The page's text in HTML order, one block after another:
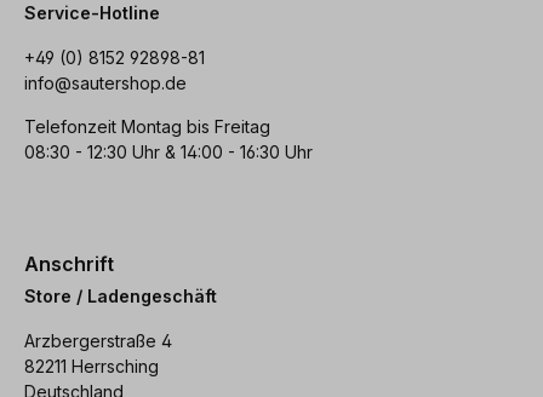
Service-Hotline
+49 (0) 8152 92898-81
info@sautershop.de
Telefonzeit Montag bis Freitag
08:30 - 12:30 Uhr & 14:00 - 16:30 Uhr
Anschrift
Store / Ladengeschäft
Arzbergerstraße 4
82211 Herrsching
Deutschland